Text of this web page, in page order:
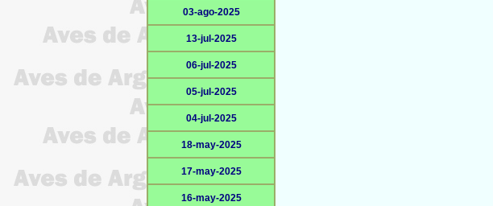
03-ago-2025
13-jul-2025
06-jul-2025
05-jul-2025
04-jul-2025
18-may-2025
17-may-2025
16-may-2025